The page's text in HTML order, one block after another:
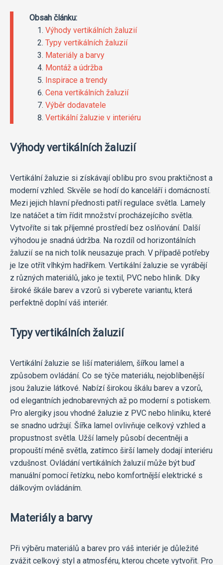
Obsah článku:
Výhody vertikálních žaluzií
Typy vertikálních žaluzií
Materiály a barvy
Montáž a údržba
Inspirace a trendy
Cena vertikálních žaluzií
Výběr dodavatele
Vertikální žaluzie v interiéru
Výhody vertikálních žaluzií
Vertikální žaluzie si získávají oblibu pro svou praktičnost a
moderní vzhled. Skvěle se hodí do kanceláří i domácností.
Mezi jejich hlavní přednosti patří regulace světla. Lamely
lze natáčet a tím řídit množství procházejícího světla.
Vytvoříte si tak příjemné prostředí bez oslňování. Další
výhodou je snadná údržba. Na rozdíl od horizontálních
žaluzií se na nich tolik neusazuje prach. V případě potřeby
je lze otřít vlhkým hadříkem. Vertikální žaluzie se vyrábějí
z různých materiálů, jako je textil, PVC nebo hliník. Díky
široké škále barev a vzorů si vyberete variantu, která
perfektně doplní váš interiér.
Typy vertikálních žaluzií
Vertikální žaluzie se liší materiálem, šířkou lamel a
způsobem ovládání. Co se týče materiálu, nejoblíbenější
jsou žaluzie látkové. Nabízí širokou škálu barev a vzorů,
od elegantních jednobarevných až po moderní s potiskem.
Pro alergiky jsou vhodné žaluzie z PVC nebo hliníku, které
se snadno udržují. Šířka lamel ovlivňuje celkový vzhled a
propustnost světla. Užší lamely působí decentněji a
propouští méně světla, zatímco širší lamely dodají interiéru
vzdušnost. Ovládání vertikálních žaluzií může být buď
manuální pomocí řetízku, nebo komfortnější elektrické s
dálkovým ovládáním.
Materiály a barvy
Při výběru materiálů a barev pro váš interiér je důležité
zvážit celkový styl a atmosféru, kterou chcete vytvořit. Pro